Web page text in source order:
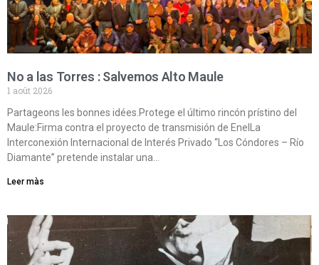
No a las Torres : Salvemos Alto Maule
1 août 2026
Partageons les bonnes idées.Protege el último rincón prístino del
Maule:Firma contra el proyecto de transmisión de EnelLa
Interconexión Internacional de Interés Privado “Los Cóndores – Río
Diamante” pretende instalar una…
Leer màs